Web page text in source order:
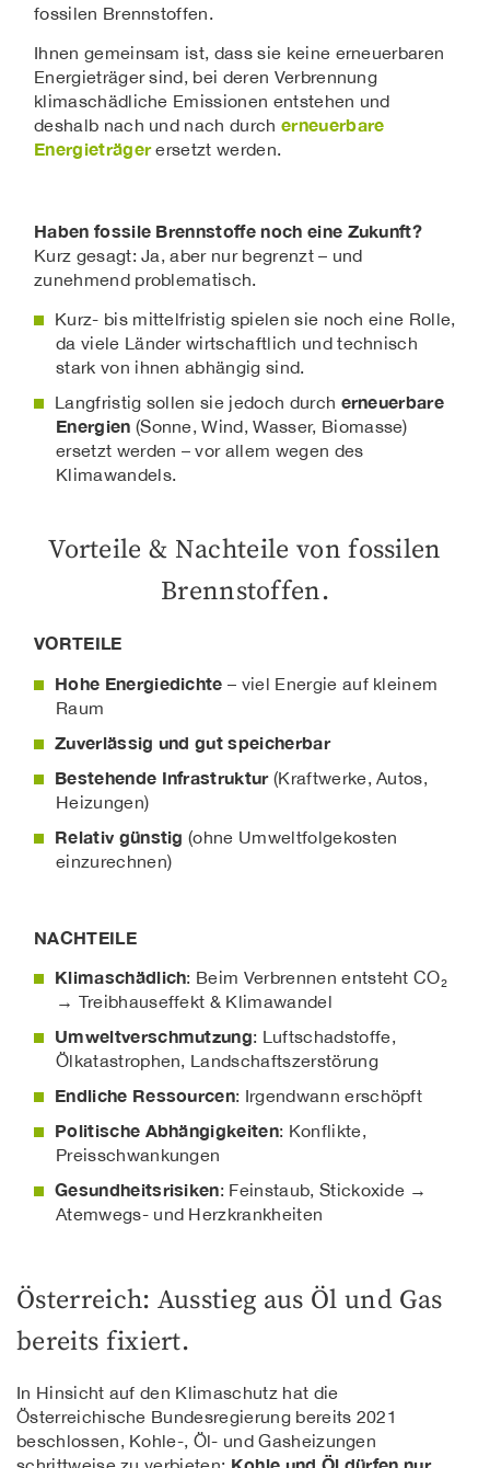
fossilen Brennstoffen.
Ihnen gemeinsam ist, dass sie keine erneuerbaren
Energieträger sind, bei deren Verbrennung
klimaschädliche Emissionen entstehen und
deshalb nach und nach durch erneuerbare
Energieträgerersetzt werden.
Haben fossile Brennstoffe noch eine Zukunft?
Kurz gesagt: Ja, aber nur begrenzt – und
zunehmend problematisch.
Kurz- bis mittelfristig spielen sie noch eine Rolle,
da viele Länder wirtschaftlich und technisch
stark von ihnen abhängig sind.
Langfristig sollen sie jedoch durch erneuerbare
Energien (Sonne, Wind, Wasser, Biomasse)
ersetzt werden – vor allem wegen des
Klimawandels.
Vorteile & Nachteile von fossilen
Brennstoffen.
VORTEILE
Hohe Energiedichte – viel Energie auf kleinem
Raum
Zuverlässig und gut speicherbar
Bestehende Infrastruktur(Kraftwerke, Autos,
Heizungen)
Relativ günstig (ohne Umweltfolgekosten
einzurechnen)
NACHTEILE
Klimaschädlich: Beim Verbrennen entsteht CO₂
→ Treibhauseffekt & Klimawandel
Umweltverschmutzung: Luftschadstoffe,
Ölkatastrophen, Landschaftszerstörung
Endliche Ressourcen: Irgendwann erschöpft
Politische Abhängigkeiten: Konflikte,
Preisschwankungen
Gesundheitsrisiken: Feinstaub, Stickoxide →
Atemwegs- und Herzkrankheiten
Österreich: Ausstieg aus Öl und Gas
bereits fixiert.
In Hinsicht auf den Klimaschutz hat die
Österreichische Bundesregierung bereits 2021
beschlossen, Kohle-, Öl- und Gasheizungen